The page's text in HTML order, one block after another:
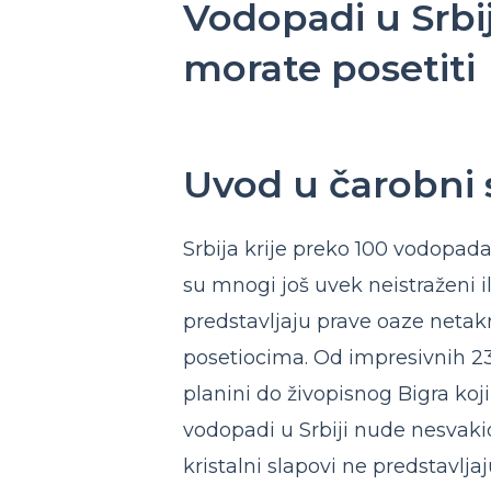
Vodopadi u
morate posetiti
Uvod u čarobni
Srbija krije preko 100
su mnogi još uvek neistraženi
predstavljaju prave oaze
posetiocima. Od impresivnih
planini do živopisnog Bigra
vodopadi u Srbiji nude
kristalni slapovi ne